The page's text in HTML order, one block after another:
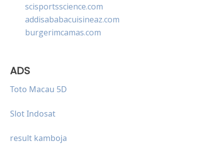
scisportsscience.com
addisababacuisineaz.com
burgerimcamas.com
ADS
Toto Macau 5D
Slot Indosat
result kamboja